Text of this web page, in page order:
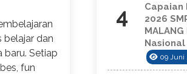
belajar dan
Setiap
fun
4
Capaian
2026
Nasional
09 Juni